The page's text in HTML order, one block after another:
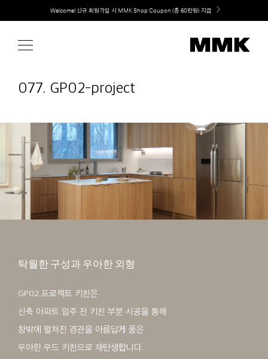
content
취향대로 완성하는 커스텀 아일랜드 키친, MMK The Island 출시
077. GP02-project
탁월한 구성과 우아한 외형
GP02 프로젝트 키친은
신축 아파트 입주 전 키친 부분 시공을 통해
창밖에 펼쳐진 경관을 아름답게 품은
우아한 우드 키친으로 재탄생합니다.